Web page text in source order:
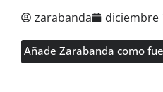
zarabanda diciembre
Añade Zarabanda como